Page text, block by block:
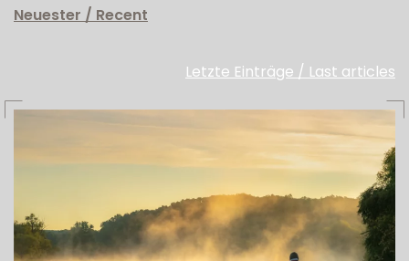
Neuester / Recent
Letzte Einträge / Last articles